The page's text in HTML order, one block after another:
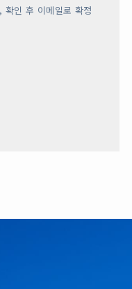
확인 후 이메일로 확정